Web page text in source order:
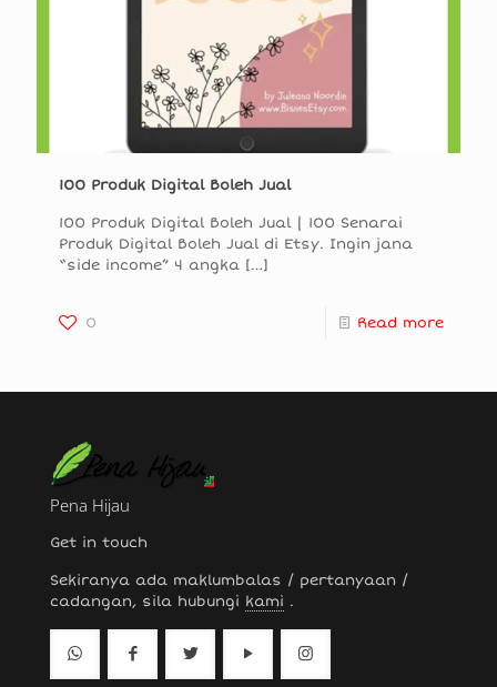
100 Produk Digital Boleh Jual
100 Produk Digital Boleh Jual | 100 Senarai
Produk Digital Boleh Jual di Etsy. Ingin jana
“side income” 4 angka […]
0 Read more
Pena Hijau
Get in touch
Sekiranya ada maklumbalas / pertanyaan /
cadangan, sila hubungi kami .